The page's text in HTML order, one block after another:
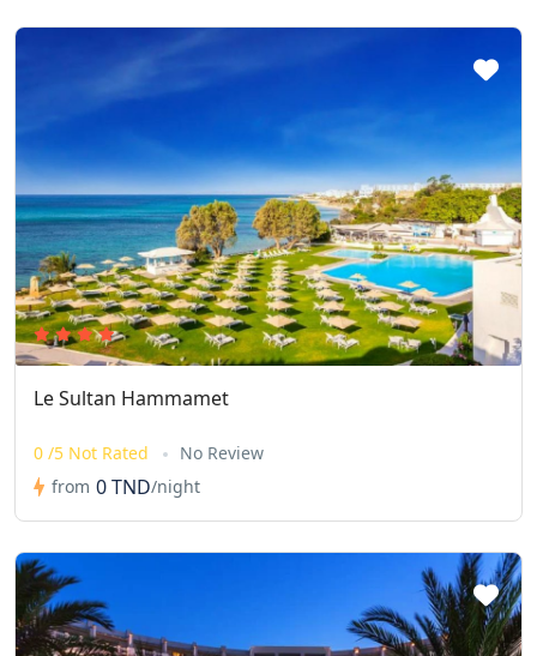
Le Sultan Hammamet
0 /5 Not Rated
No Review
from 0 TND/night